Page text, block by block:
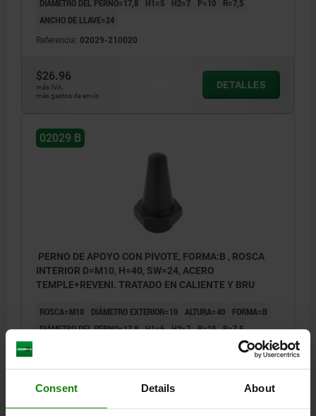
Consent Details About
DIÁMETRO DEL PERNO=17,8
H1=5 H2=7 P=10
R=7,5
ANCHO DE LLAVE=24
Referencia: 02029-210020
$26.96
más IVA.
más gastos de envío
DETALLES
02029 B
PERNO DE APOYO CON PIVOTE, FORMA:B , ROSCA
INTERIOR D=M10, H=40, SW=24, ACERO
TEMPLE+REVENI. TRATADO EN CALIENTE Y BRU
ROSCA=M10 DIÁMETRO EXTERIOR=10 ALTURA=40
FORMA=B
DIÁMETRO DEL PERNO=17,8 H1=6 H2=7 P=10 R=7,5